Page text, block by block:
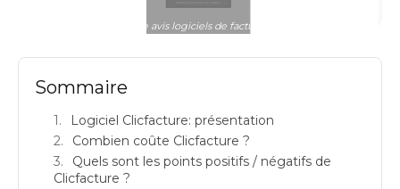
clicfacture avis logiciels de facturation prix
Sommaire
Logiciel Clicfacture: présentation
Combien coûte Clicfacture ?
Quels sont les points positifs / négatifs de
Clicfacture ?